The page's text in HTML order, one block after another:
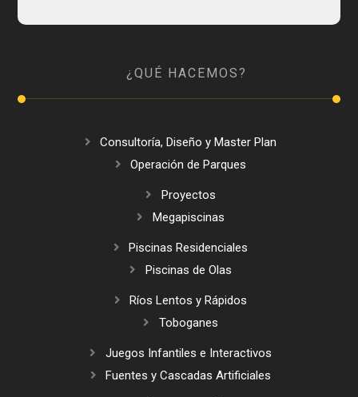
¿QUÉ HACEMOS?
Consultoría, Diseño y Master Plan
Operación de Parques
Proyectos
Megapiscinas
Piscinas Residenciales
Piscinas de Olas
Ríos Lentos y Rápidos
Toboganes
Juegos Infantiles e Interactivos
Fuentes y Cascadas Artificiales